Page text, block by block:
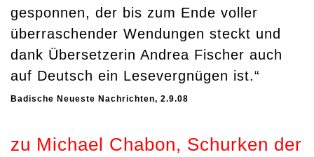
gesponnen, der bis zum Ende voller
überraschender Wendungen steckt und
dank Übersetzerin Andrea Fischer auch
auf Deutsch ein Lesevergnügen ist.“
Badische Neueste Nachrichten, 2.9.08
zu Michael Chabon, Schurken der